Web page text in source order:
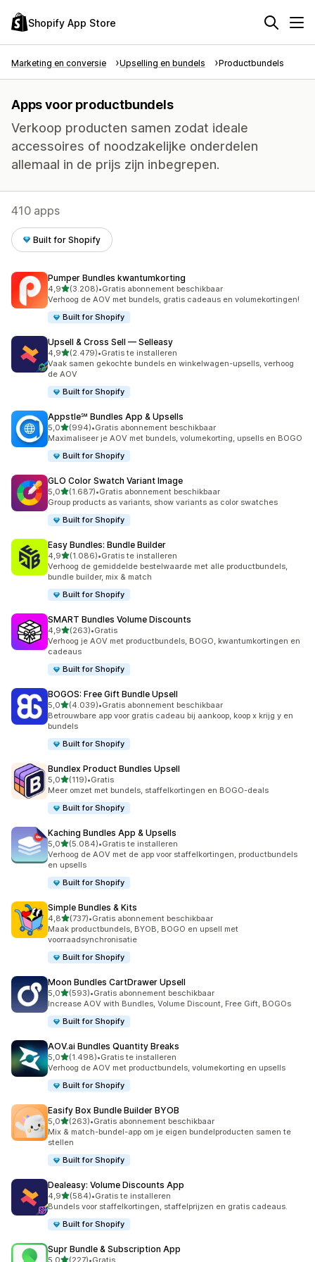
Shopify App Store
Marketing en conversie Upselling en bundels Productbundels
Apps voor productbundels
Verkoop producten samen zodat ideale
accessoires of noodzakelijke onderdelen
allemaal in de prijs zijn inbegrepen.
410 apps
Built for Shopify
Pumper Bundles kwantumkorting
4,9van 5 sterren
(3.208)
3208 recensies in totaal
•Gratis abonnement beschikbaar
Verhoog de AOV met bundels, gratis cadeaus en volumekortingen!
Built for Shopify
Upsell & Cross Sell — Selleasy
4,9van 5 sterren
(2.479)
2479 recensies in totaal
•Gratis te installeren
Vaak samen gekochte bundels en winkelwagen-upsells, verhoog
de AOV
Built for Shopify
Appstle℠ Bundles App & Upsells
5,0van 5 sterren
(994)
994 recensies in totaal
•Gratis abonnement beschikbaar
Maximaliseer je AOV met bundels, volumekorting, upsells en BOGO
Built for Shopify
GLO Color Swatch Variant Image
5,0van 5 sterren
(1.687)
1687 recensies in totaal
•Gratis abonnement beschikbaar
Group products as variants, show variants as color swatches
Built for Shopify
Easy Bundles: Bundle Builder
4,9van 5 sterren
(1.086)
1086 recensies in totaal
•Gratis te installeren
Verhoog de gemiddelde bestelwaarde met alle productbundels,
bundle builder, mix & match
Built for Shopify
SMART Bundles Volume Discounts
4,9van 5 sterren
(263)
263 recensies in totaal
•Gratis
Verhoog je AOV met productbundels, BOGO, kwantumkortingen en
cadeaus
Built for Shopify
BOGOS: Free Gift Bundle Upsell
5,0van 5 sterren
(4.039)
4039 recensies in totaal
•Gratis abonnement beschikbaar
Betrouwbare app voor gratis cadeau bij aankoop, koop x krijg y en
bundels
Built for Shopify
Bundlex Product Bundles Upsell
5,0van 5 sterren
(119)
119 recensies in totaal
•Gratis
Meer omzet met bundels, staffelkortingen en BOGO-deals
Built for Shopify
Kaching Bundles App & Upsells
5,0van 5 sterren
(5.084)
5084 recensies in totaal
•Gratis te installeren
Verhoog de AOV met de app voor staffelkortingen, productbundels
en upsells
Built for Shopify
Simple Bundles & Kits
4,8van 5 sterren
(737)
737 recensies in totaal
•Gratis abonnement beschikbaar
Maak productbundels, BYOB, BOGO en upsell met
voorraadsynchronisatie
Built for Shopify
Moon Bundles CartDrawer Upsell
5,0van 5 sterren
(593)
593 recensies in totaal
•Gratis abonnement beschikbaar
Increase AOV with Bundles, Volume Discount, Free Gift, BOGOs
Built for Shopify
AOV.ai Bundles Quantity Breaks
5,0van 5 sterren
(1.498)
1498 recensies in totaal
•Gratis te installeren
Verhoog de AOV met productbundels, volumekorting en upsells
Built for Shopify
Easify Box Bundle Builder BYOB
5,0van 5 sterren
(263)
263 recensies in totaal
•Gratis abonnement beschikbaar
Mix & match-bundel-app om je eigen bundelproducten samen te
stellen
Built for Shopify
Dealeasy: Volume Discounts App
4,9van 5 sterren
(584)
584 recensies in totaal
•Gratis te installeren
Bundels voor staffelkortingen, staffelprijzen en gratis cadeaus.
Built for Shopify
Supr Bundle & Subscription App
5,0van 5 sterren
(227)•Gratis